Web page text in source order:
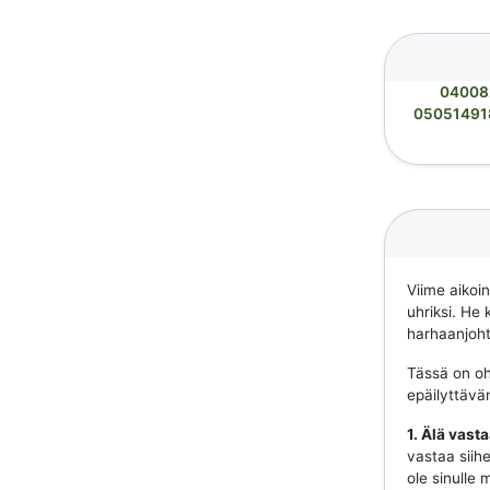
Viime
uhriksi. He
Tässä on
1. Älä
vastaa
ole sinulle